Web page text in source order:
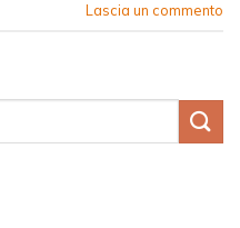
Lascia un commento